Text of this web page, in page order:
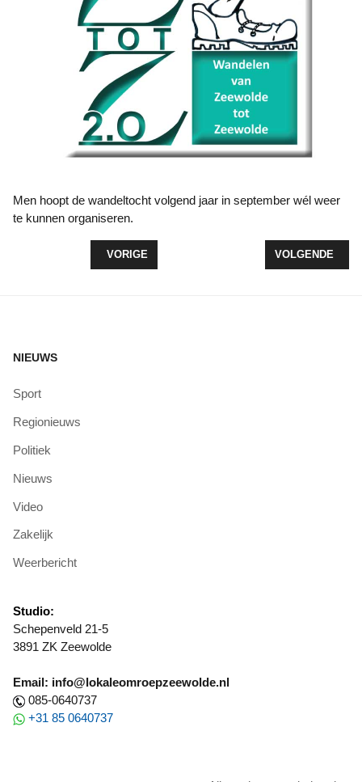
Men hoopt de wandeltocht volgend jaar in september wél weer
te kunnen organiseren.
VORIG ARTIKEL: VOLLEYBALLERS VAN 6 OF 7
VORIGE VOLGENDE
VOLGENDE
NIEUWS
Sport
Regionieuws
Politiek
Nieuws
Video
Zakelijk
Weerbericht
Studio:
Schepenveld 21-5
3891 ZK Zeewolde
Email: info@lokaleomroepzeewolde.nl
085-0640737
+31 85 0640737